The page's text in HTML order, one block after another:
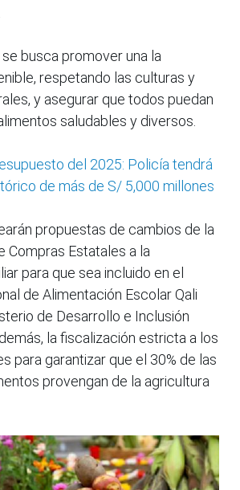
busca promover una la
respetando las culturas y
y asegurar que todos puedan
saludables y diversos.
del 2025: Policía tendrá
de más de S/ 5,000 millones
propuestas de cambios de la
Compras Estatales a la
para que sea incluido en el
de Alimentación Escolar Qali
de Desarrollo e Inclusión
la fiscalización estricta a los
para garantizar que el 30% de las
provengan de la agricultura